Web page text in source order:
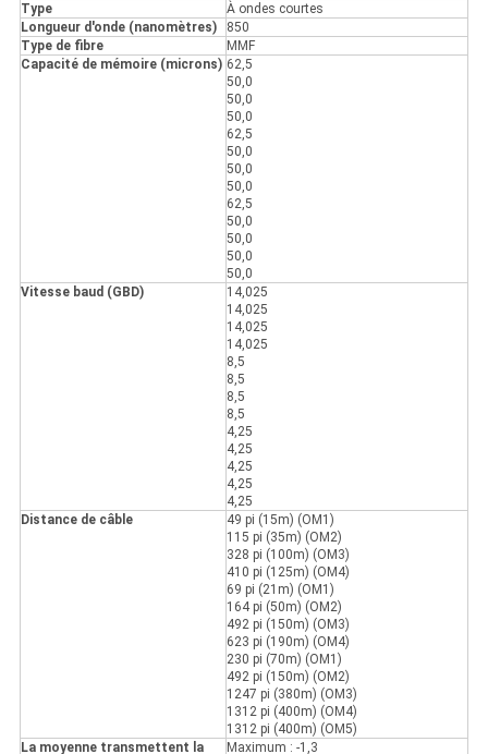
Type
À ondes courtes
Longueur d'onde (nanomètres)
850
Type de fibre
MMF
Capacité de mémoire (microns) 62,5
50,0
50,0
50,0
62,5
50,0
50,0
50,0
62,5
50,0
50,0
50,0
50,0
Vitesse baud (GBD)
14,025
14,025
14,025
14,025
8,5
8,5
8,5
8,5
4,25
4,25
4,25
4,25
4,25
Distance de câble
49 pi (15m) (OM1)
115 pi (35m) (OM2)
328 pi (100m) (OM3)
410 pi (125m) (OM4)
69 pi (21m) (OM1)
164 pi (50m) (OM2)
492 pi (150m) (OM3)
623 pi (190m) (OM4)
230 pi (70m) (OM1)
492 pi (150m) (OM2)
1247 pi (380m) (OM3)
1312 pi (400m) (OM4)
1312 pi (400m) (OM5)
La moyenne transmettent la
Maximum : -1,3